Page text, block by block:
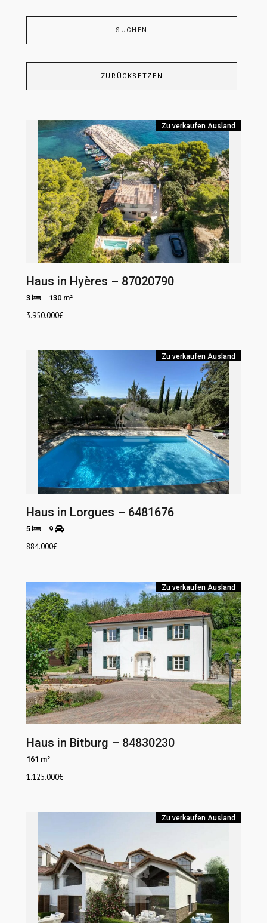
SUCHEN
ZURÜCKSETZEN
Zu verkaufen Ausland
Haus in Hyères – 87020790
3 130 m²
3.950.000€
Zu verkaufen Ausland
Haus in Lorgues – 6481676
5 9
884.000€
Zu verkaufen Ausland
Haus in Bitburg – 84830230
161 m²
1.125.000€
Zu verkaufen Ausland